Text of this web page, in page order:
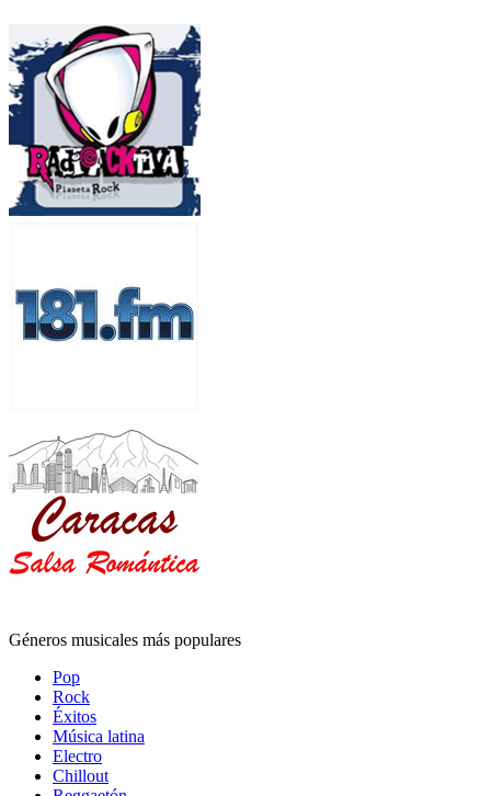
Géneros musicales más populares
Pop
Rock
Éxitos
Música latina
Electro
Chillout